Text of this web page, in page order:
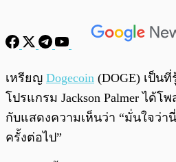
เหรียญ Dogecoin (DOGE) เป็น
โปรแกรม Jackson Palmer ได้
กับแสดงความเห็นว่า “มั่นใจว่า
ครั้งต่อไป”